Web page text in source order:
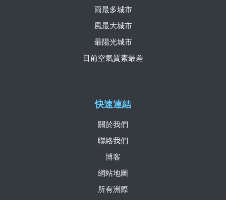
快速連結
關於我們
聯絡我們
博客
網站地圖
所有洲際
雨最多城市
風最大城市
最陽光城市
目前空氣質素最差